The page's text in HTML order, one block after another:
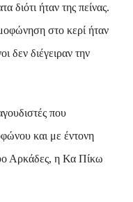
διότι ήταν της πείνας.
στο κερί ήταν
δεν διέγειραν την
που
και με έντονη
Αρκάδες, η Κα Πίκω